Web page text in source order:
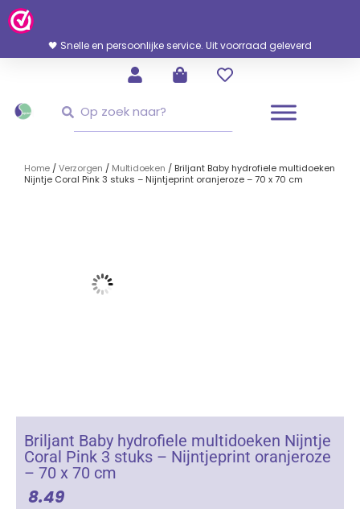
Ga
Naar
Inhoud
🖤 Snelle en persoonlijke service. Uit voorraad geleverd
Home /Verzorgen / Multidoeken / Briljant Baby hydrofiele multidoeken
Nijntje Coral Pink 3 stuks – Nijntjeprint oranjeroze – 70 x 70 cm
Briljant Baby hydrofiele multidoeken Nijntje
Coral Pink 3 stuks – Nijntjeprint oranjeroze
– 70 x 70 cm
8.49